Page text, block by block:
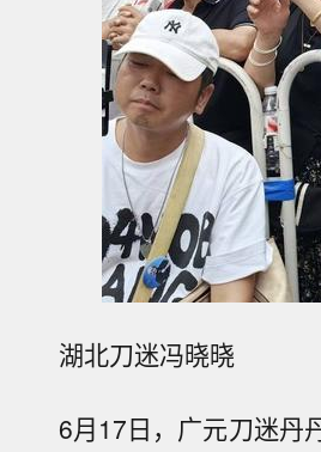
湖北刀迷冯晓晓
6月17日，广元刀迷丹